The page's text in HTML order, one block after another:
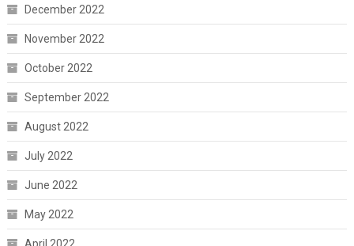
December 2022
November 2022
October 2022
September 2022
August 2022
July 2022
June 2022
May 2022